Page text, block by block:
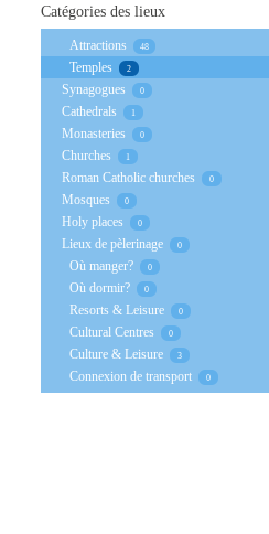
Catégories des lieux
Аttractions 48
Temples 2
Synagogues 0
Сathedrals 1
Monasteries 0
Churches 1
Roman Catholic churches 0
Mosques 0
Holy places 0
Lieux de pèlerinage 0
Où manger? 0
Où dormir? 0
Resorts & Leisure 0
Cultural Centres 0
Culture & Leisure 3
Connexion de transport 0